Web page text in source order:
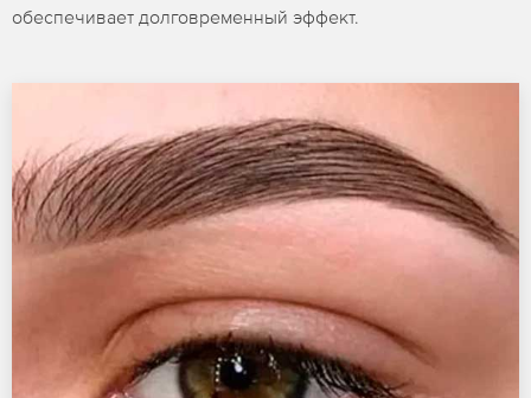
обеспечивает долговременный эффект.